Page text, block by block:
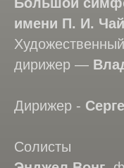
имени П. И.
дирижер —
Дирижер -
Солисты